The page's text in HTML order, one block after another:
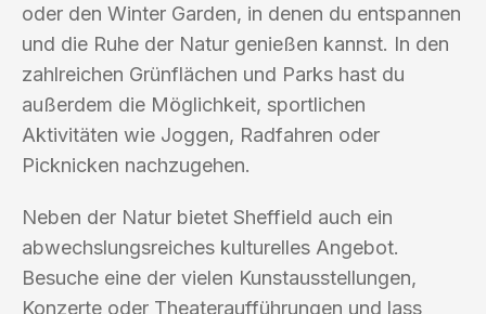
oder den Winter Garden, in denen du entspannen
und die Ruhe der Natur genießen kannst. In den
zahlreichen Grünflächen und Parks hast du
außerdem die Möglichkeit, sportlichen
Aktivitäten wie Joggen, Radfahren oder
Picknicken nachzugehen.
Neben der Natur bietet Sheffield auch ein
abwechslungsreiches kulturelles Angebot.
Besuche eine der vielen Kunstausstellungen,
Konzerte oder Theateraufführungen und lass